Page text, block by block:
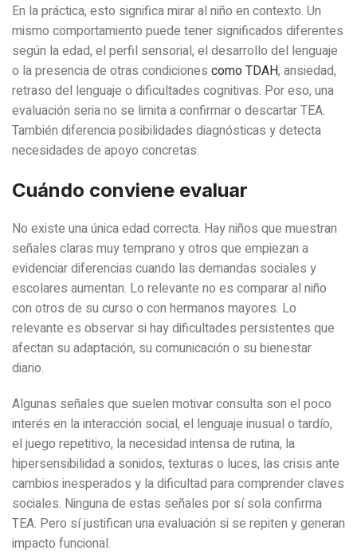
En la práctica, esto significa mirar al niño en contexto. Un
mismo comportamiento puede tener significados diferentes
según la edad, el perfil sensorial, el desarrollo del lenguaje
o la presencia de otras condiciones como TDAH, ansiedad,
retraso del lenguaje o dificultades cognitivas. Por eso, una
evaluación seria no se limita a confirmar o descartar TEA.
También diferencia posibilidades diagnósticas y detecta
necesidades de apoyo concretas.
Cuándo conviene evaluar
No existe una única edad correcta. Hay niños que muestran
señales claras muy temprano y otros que empiezan a
evidenciar diferencias cuando las demandas sociales y
escolares aumentan. Lo relevante no es comparar al niño
con otros de su curso o con hermanos mayores. Lo
relevante es observar si hay dificultades persistentes que
afectan su adaptación, su comunicación o su bienestar
diario.
Algunas señales que suelen motivar consulta son el poco
interés en la interacción social, el lenguaje inusual o tardío,
el juego repetitivo, la necesidad intensa de rutina, la
hipersensibilidad a sonidos, texturas o luces, las crisis ante
cambios inesperados y la dificultad para comprender claves
sociales. Ninguna de estas señales por sí sola confirma
TEA. Pero sí justifican una evaluación si se repiten y generan
impacto funcional.